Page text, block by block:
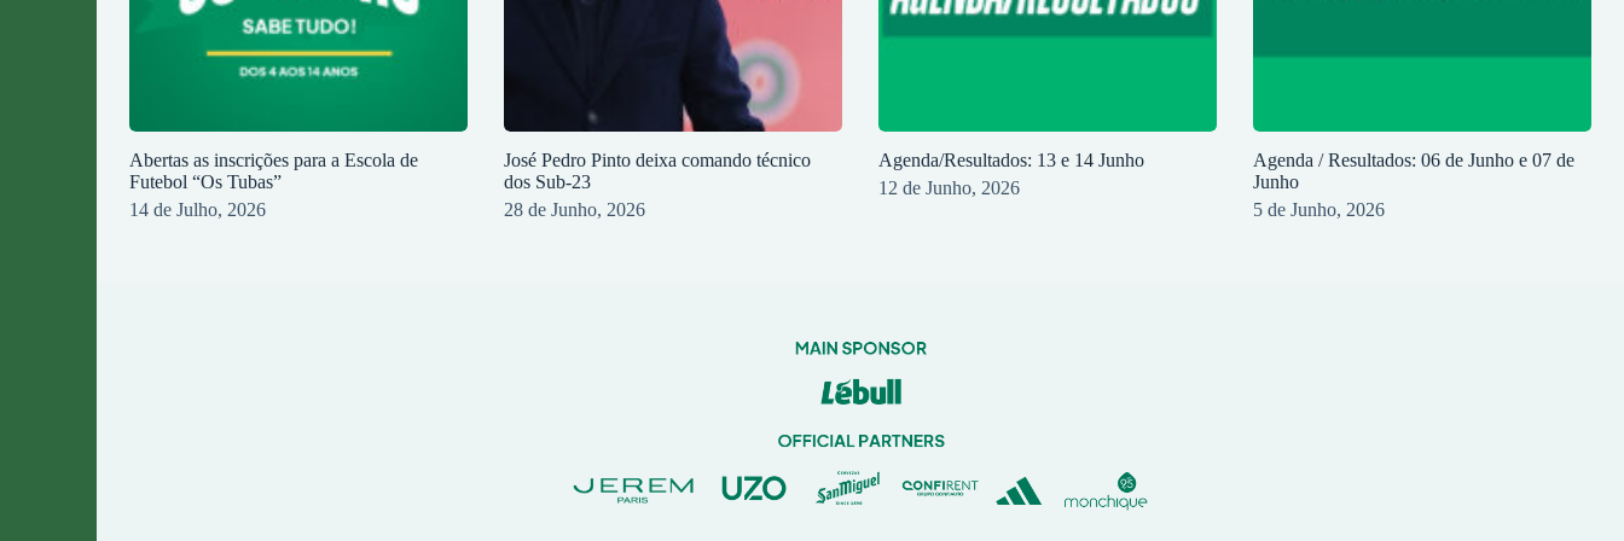
Abertas as inscrições para a Escola de
Futebol “Os Tubas”
14 de Julho, 2026
José Pedro Pinto deixa comando técnico
dos Sub-23
28 de Junho, 2026
Agenda/Resultados: 13 e 14 Junho
12 de Junho, 2026
Agenda / Resultados: 06 de Junho e 07 de
Junho
5 de Junho, 2026